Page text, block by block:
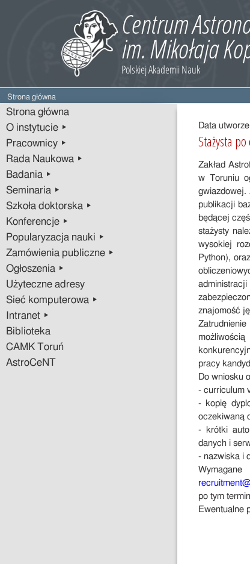
Strona główna
Strona główna
O instytucie ▸
Pracownicy ▸
Rada Naukowa ▸
Badania ▸
Seminaria ▸
Szkoła doktorska ▸
Konferencje ▸
Popularyzacja nauki ▸
Zamówienia publiczne ▸
Ogłoszenia ▸
Użyteczne adresy
Sieć komputerowa ▸
Intranet ▸
Biblioteka
CAMK Toruń
AstroCeNT
Treść
wpisuData
Stażysta
Zakład
w Toruniu
gwiazdowej.
publikacji
będącej
stażysty
wysokiej
Python),
znajomość
pracy
Do wniosku
- curriculum
- kopię
oczekiwaną
- krótki
danych i
- nazwiska i
po tym
Ewentualne